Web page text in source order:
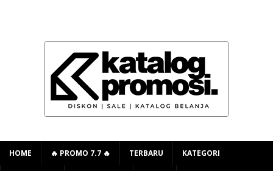
HOME 🔥 PROMO 7.7 🔥 TERBARU KATEGORI